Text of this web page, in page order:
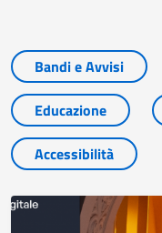
Bandi e Avvisi
Educazione
Accessibilità